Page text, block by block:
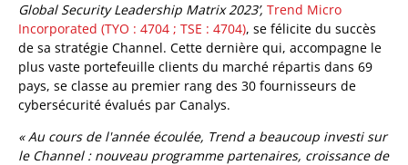
Global Security Leadership Matrix 2023’, Trend Micro
Incorporated (TYO : 4704 ; TSE : 4704), se félicite du succès
de sa stratégie Channel. Cette dernière qui, accompagne le
plus vaste portefeuille clients du marché répartis dans 69
pays, se classe au premier rang des 30 fournisseurs de
cybersécurité évalués par Canalys.
« Au cours de l'année écoulée, Trend a beaucoup investi sur
le Channel : nouveau programme partenaires, croissance de